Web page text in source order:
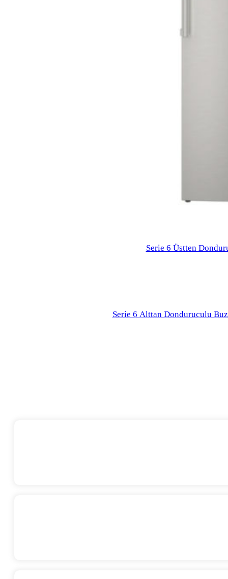
Serie 6 Üstten
Serie 6 Alttan Donduruculu